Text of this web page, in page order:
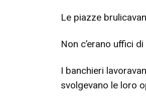
Le piazze
Non c’erano uffici
I banchieri
svolgevano le loro